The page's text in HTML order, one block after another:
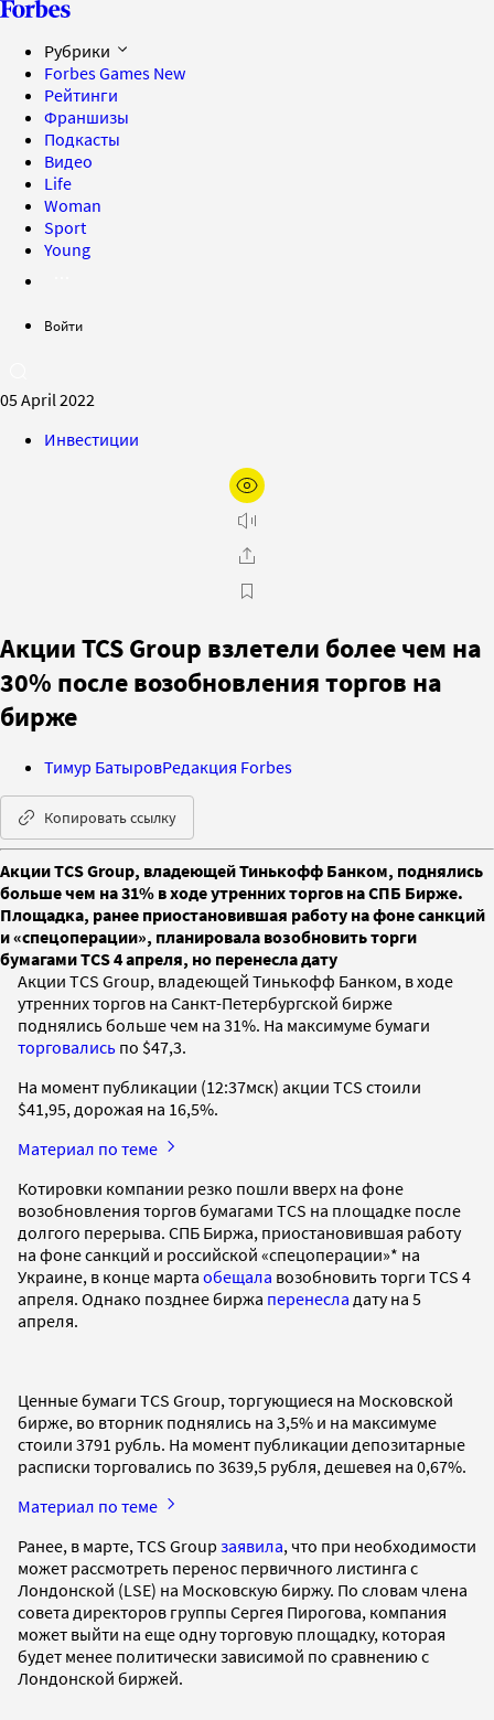
Рубрики
Forbes Games New
Рейтинги
Франшизы
Подкасты
Видео
Life
Woman
Sport
Young
Войти
05 April 2022
Инвестиции
Акции TCS Group взлетели более чем на
30% после возобновления торгов на
бирже
Тимур БатыровРедакция Forbes
Копировать ссылку
Акции TCS Group, владеющей Тинькофф Банком, поднялись
больше чем на 31% в ходе утренних торгов на СПБ Бирже.
Площадка, ранее приостановившая работу на фоне санкций
и «спецоперации», планировала возобновить торги
бумагами TCS 4 апреля, но перенесла дату
Акции TCS Group, владеющей Тинькофф Банком, в ходе
утренних торгов на Санкт-Петербургской бирже
поднялись больше чем на 31%. На максимуме бумаги
торговались по $47,3.
На момент публикации (12:37мск) акции TCS стоили
$41,95, дорожая на 16,5%.
Материал по теме
Котировки компании резко пошли вверх на фоне
возобновления торгов бумагами TCS на площадке после
долгого перерыва. СПБ Биржа, приостановившая работу
на фоне санкций и российской «спецоперации»* на
Украине, в конце марта обещала возобновить торги TCS 4
апреля. Однако позднее биржа перенесла дату на 5
апреля.
Ценные бумаги TCS Group, торгующиеся на Московской
бирже, во вторник поднялись на 3,5% и на максимуме
стоили 3791 рубль. На момент публикации депозитарные
расписки торговались по 3639,5 рубля, дешевея на 0,67%.
Материал по теме
Ранее, в марте, TCS Group заявила, что при необходимости
может рассмотреть перенос первичного листинга с
Лондонской (LSE) на Московскую биржу. По словам члена
совета директоров группы Сергея Пирогова, компания
может выйти на еще одну торговую площадку, которая
будет менее политически зависимой по сравнению с
Лондонской биржей.